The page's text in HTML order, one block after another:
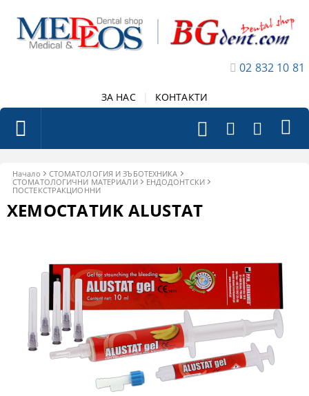
02 832 10 81
ЗА НАС КОНТАКТИ
Начало
СТОМАТОЛОГИЯ И ЗЪБОТЕХНИКА
СТОМАТОЛОГИЧНИ МАТЕРИАЛИ
ЕНДОДОНТСКИ
ПОСТЕКСТРАКЦИОННИ
ХЕМОСТАТИK АLUSTAT